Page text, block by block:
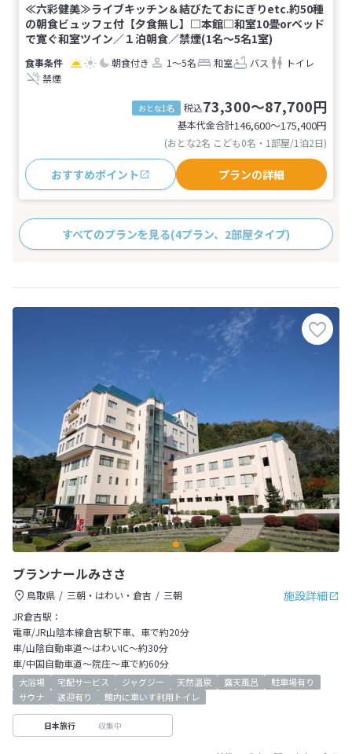
≪六彩健美≫ライブキッチン＆結びたておにぎりetc.約50種
の朝食ビュッフェ付【夕食無し】□本館□和室10畳orベッド
で寛ぐ和室ツイン／１泊朝食／禁煙(1名～5名1室)
朝食付き 1～5名 和室 バス
トイレ
禁煙
おとな1名 税込73,300～87,700円
基本代金合計146,600〜175,400円
(おとな2名 こども0名・1部屋/1泊2日)
おすすめポイント プランの詳細
すべてのプランを見る(4プラン、2部屋タイプ)
ブランナールみささ
施設詳細
鳥取県 三朝・はわい・倉吉
三朝
JR倉吉駅：
電車/JR山陰本線倉吉駅下車、車で約20分
車/山陰自動車道～はわいIC～約30分
車/中国自動車道～院庄～車で約60分
大浴場 宅配サービス ジャグジー 天然温泉 露天風呂
駐車場有り
サウナ
送迎有り 館内に車いす利用トイレ
日本旅行 収集中